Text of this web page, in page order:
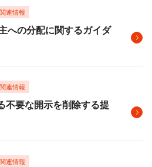
連情報
への分配に関するガイダ
連情報
不要な開示を削除する提
連情報